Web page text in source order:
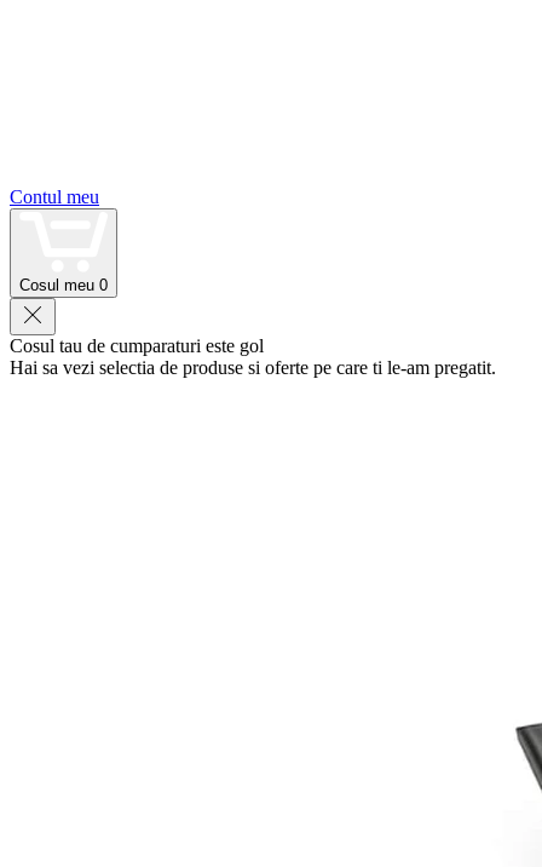
Contul meu
Cosul meu 0
Cosul tau de cumparaturi este gol
Hai sa vezi selectia de produse si oferte pe care ti le-am pregatit.